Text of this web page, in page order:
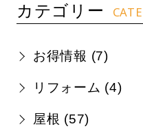
カテゴリー
お得情報 (7)
リフォーム (4)
屋根 (57)